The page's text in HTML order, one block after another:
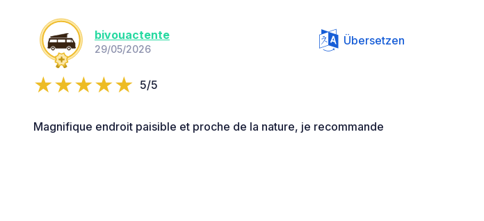
bivouactente
29/05/2026
Übersetzen
5/5
Magnifique endroit paisible et proche de la nature, je recommande